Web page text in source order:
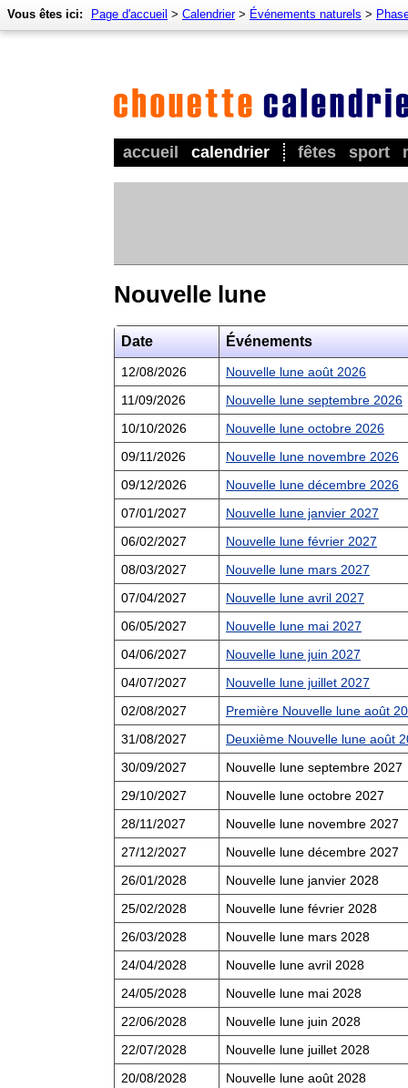
accueil calendrier fêtes sport
Vous êtes ici: Page d'accueil > Calendrier> Événements naturels >
Nouvelle lune
Date Événements
12/08/2026
Nouvelle lune août 2026
11/09/2026
Nouvelle lune septembre 2026
10/10/2026
Nouvelle lune octobre 2026
09/11/2026
Nouvelle lune novembre 2026
09/12/2026
Nouvelle lune décembre 2026
07/01/2027
Nouvelle lune janvier 2027
06/02/2027
Nouvelle lune février 2027
08/03/2027
Nouvelle lune mars 2027
07/04/2027
Nouvelle lune avril 2027
06/05/2027
Nouvelle lune mai 2027
04/06/2027
Nouvelle lune juin 2027
04/07/2027
Nouvelle lune juillet 2027
02/08/2027
Première Nouvelle lune août
31/08/2027
Deuxième Nouvelle lune août
30/09/2027
Nouvelle lune septembre 2027
29/10/2027
Nouvelle lune octobre 2027
28/11/2027
Nouvelle lune novembre 2027
27/12/2027
Nouvelle lune décembre 2027
26/01/2028
Nouvelle lune janvier 2028
25/02/2028
Nouvelle lune février 2028
26/03/2028
Nouvelle lune mars 2028
24/04/2028
Nouvelle lune avril 2028
24/05/2028
Nouvelle lune mai 2028
22/06/2028
Nouvelle lune juin 2028
22/07/2028
Nouvelle lune juillet 2028
20/08/2028
Nouvelle lune août 2028